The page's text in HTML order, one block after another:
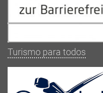
Turismo para todos